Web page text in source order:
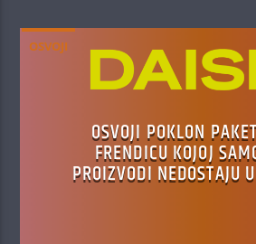
OSVOJI
OSVOJI POKLON
FRENDICU KOJOJ
PROIZVODI NEDOSTAJU